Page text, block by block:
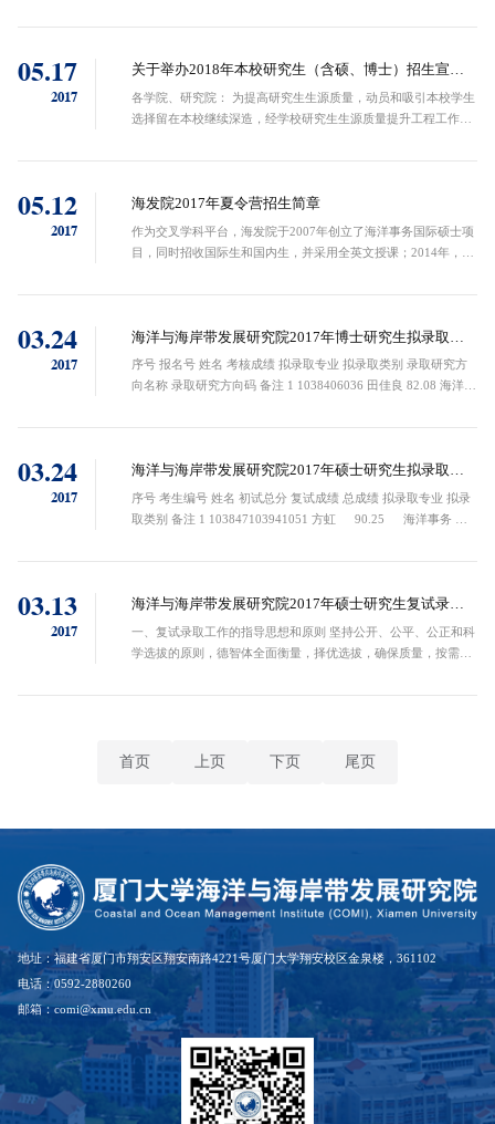
05.17
2017
关于举办2018年本校研究生（含硕、博士）招生宣讲
会的通知
各学院、研究院： 为提高研究生生源质量，动员和吸引本校学生
选择留在本校继续深造，经学校研究生生源质量提升工程工作小
学2018年研究生（含硕士和博士）...
05.12
2017
海发院2017年夏令营招生简章
作为交叉学科平台，海发院于2007年创立了海洋事务国际硕士项
目，同时招收国际生和国内生，并采用全英文授课；2014年，海
于海洋学、环境科学、管理科学、经...
03.24
2017
海洋与海岸带发展研究院2017年博士研究生拟录取名
单
序号 报名号 姓名 考核成绩 拟录取专业 拟录取类别 录取研究方
向名称 录取研究方向码 备注 1 1038406036 田佳良 82.08 海洋事
...
03.24
2017
海洋与海岸带发展研究院2017年硕士研究生拟录取名
单
序号 考生编号 姓名 初试总分 复试成绩 总成绩 拟录取专业 拟录
取类别 备注 1 103847103941051 方虹 90.25 海洋事务 非
03.13
2017
海洋与海岸带发展研究院2017年硕士研究生复试录取
工作细则
一、复试录取工作的指导思想和原则 坚持公开、公平、公正和科
学选拔的原则，德智体全面衡量，择优选拔，确保质量，按需招
术专长及潜力的人才的原则；坚持在...
首页 上页 下页 尾页
地址：福建省厦门市翔安区翔安南路4221号厦门大学翔安校区金泉楼，361102
电话：0592-2880260
邮箱：comi@xmu.edu.cn